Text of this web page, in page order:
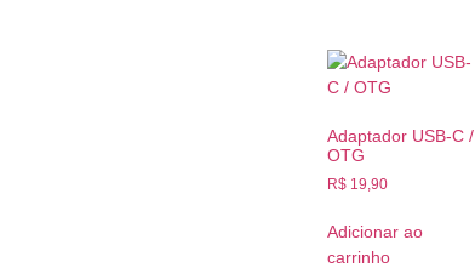
Adaptador USB-C /
OTG
R$ 19,90
Adicionar ao
carrinho